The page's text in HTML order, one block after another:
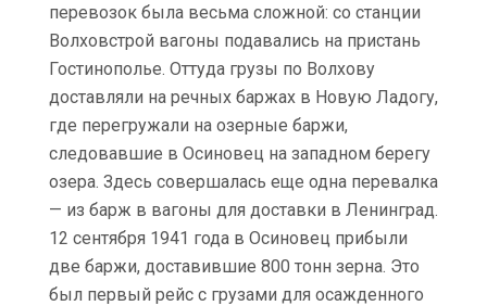
перевозок была весьма сложной: со станции
Волховстрой вагоны подавались на пристань
Гостинополье. Оттуда грузы по Волхову
доставляли на речных баржах в Новую Ладогу,
где перегружали на озерные баржи,
следовавшие в Осиновец на западном берегу
озера. Здесь совершалась еще одна перевалка
— из барж в вагоны для доставки в Ленинград.
12 сентября 1941 года в Осиновец прибыли
две баржи, доставившие 800 тонн зерна. Это
был первый рейс с грузами для осажденного